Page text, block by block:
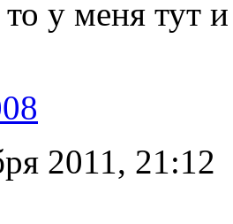
у меня тут
2011, 21:12